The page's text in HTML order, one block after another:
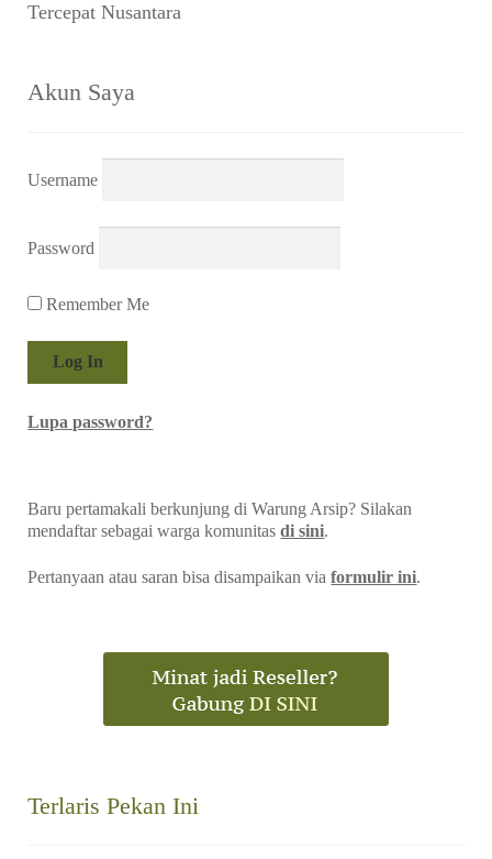
Tercepat Nusantara
Akun Saya
Username
Password
Remember Me
Lupa password?
Baru pertamakali berkunjung di Warung Arsip? Silakan
mendaftar sebagai warga komunitasdi sini.
Pertanyaan atau saran bisa disampaikan viaformulir ini.
Terlaris Pekan Ini